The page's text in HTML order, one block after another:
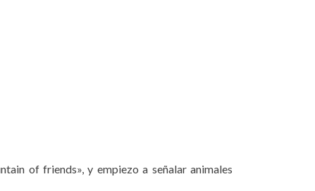
of friends», y empiezo a señalar animales